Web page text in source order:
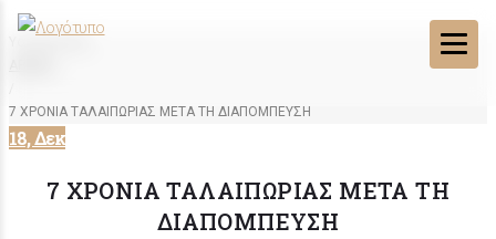
7 ΧΡΟΝΙΑ ΤΑΛΑΙΠΩΡΙΑΣ ΜΕΤΑ ΤΗ ΔΙΑΠΟΜΠΕΥΣΗ
18, Δεκ
7 ΧΡΟΝΙΑ ΤΑΛΑΙΠΩΡΙΑΣ ΜΕΤΑ ΤΗ
ΔΙΑΠΟΜΠΕΥΣΗ